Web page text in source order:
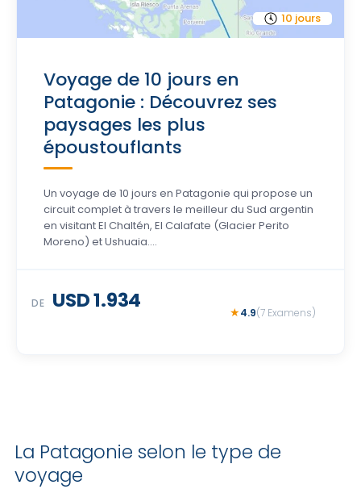
10 jours
Voyage de 10 jours en
Patagonie : Découvrez ses
paysages les plus
époustouflants
Un voyage de 10 jours en Patagonie qui propose un
circuit complet à travers le meilleur du Sud argentin
en visitant El Chaltén, El Calafate (Glacier Perito
Moreno) et Ushuaia....
DE USD 1.934 4.9(7 Examens)
La Patagonie selon le type de
voyage